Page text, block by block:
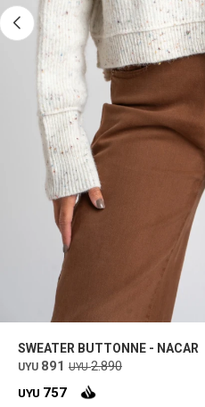
SWEATER BUTTONNE - NACAR
UYU 891 UYU 2.890
UYU 757